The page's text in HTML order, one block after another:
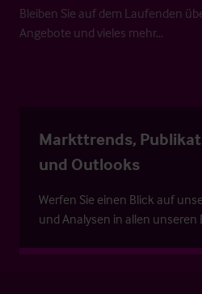
Bleiben Sie auf dem Laufenden
Angebote und vieles mehr…
Markttrends,
und Outlooks
Werfen Sie einen Blick auf
und Analysen in allen unseren